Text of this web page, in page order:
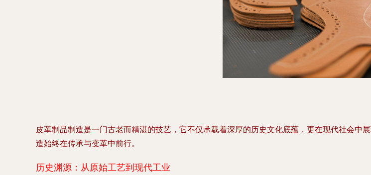
皮革制品制造是一门古老而精湛的技艺，它不仅承载着深厚的历史文化底蕴，更在现代社会中
造始终在传承与变革中前行。
历史渊源：从原始工艺到现代工业